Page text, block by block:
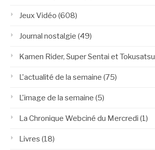
Jeux Vidéo (608)
Journal nostalgie (49)
Kamen Rider, Super Sentai et Tokusatsu
L'actualité de la semaine (75)
L'image de la semaine (5)
La Chronique Webciné du Mercredi (1)
Livres (18)